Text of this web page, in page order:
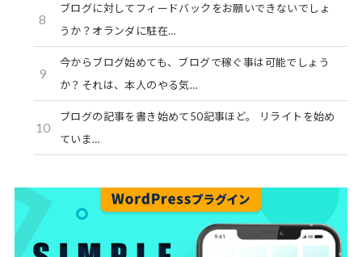
8
ブログに対してフィードバックをお願いできないでしょ
うか？オランダに駐在…
9
今からブログ始めても、ブログで稼ぐ事は可能でしょう
か？それは、本人のやる気…
10
ブログの記事を書き始めて50記事ほど。 リライトを始め
ていま…